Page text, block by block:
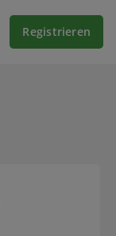
Registrieren